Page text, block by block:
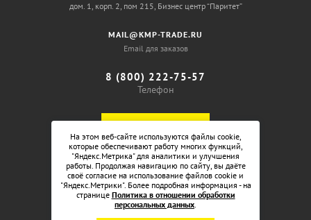
дом. 1, корп. 2, пом 215, Бизнес центр “Паритет”
MAIL@KMP-TRADE.RU
Email для заказов
8 (800) 222-75-57
Телефон
На этом веб-сайте используются файлы cookie,
которые обеспечивают работу многих функций,
"Яндекс.Метрика" для аналитики и улучшения
работы. Продолжая навигацию по сайту, вы даёте
своё согласие на использование файлов cookie и
"Яндекс.Метрики". Более подробная информация - на
странице Политика в отношении обработки
персональных данных.